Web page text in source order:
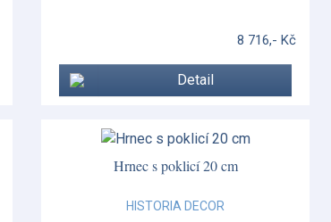
8 716,- Kč
Detail
Hrnec s poklicí 20 cm
HISTORIA DECOR